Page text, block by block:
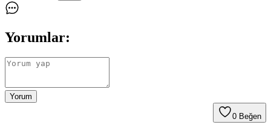
Yorumlar:
Yorum
0 Beğen